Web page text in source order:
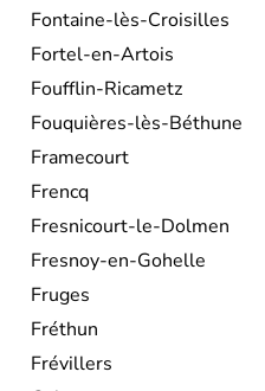
Fontaine-lès-Croisilles
Fortel-en-Artois
Foufflin-Ricametz
Fouquières-lès-Béthune
Framecourt
Frencq
Fresnicourt-le-Dolmen
Fresnoy-en-Gohelle
Fruges
Fréthun
Frévillers